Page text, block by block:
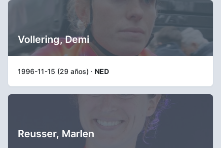
Vollering, Demi
1996-11-15 (29 años) · NED
Reusser, Marlen